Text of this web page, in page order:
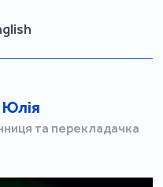
Юлія
та перекладачка